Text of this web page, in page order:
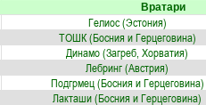
Вратари
Гелиос (Эстония)
ТОШК (Босния и Герцеговина)
Динамо (Загреб, Хорватия)
Лебринг (Австрия)
Подгрмец (Босния и Герцеговина)
Лакташи (Босния и Герцеговина)